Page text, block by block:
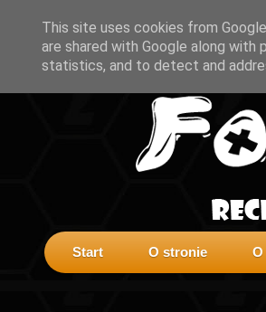
Start O stronie O
This site uses cookies from
are shared with Google along
statistics, and to detect and